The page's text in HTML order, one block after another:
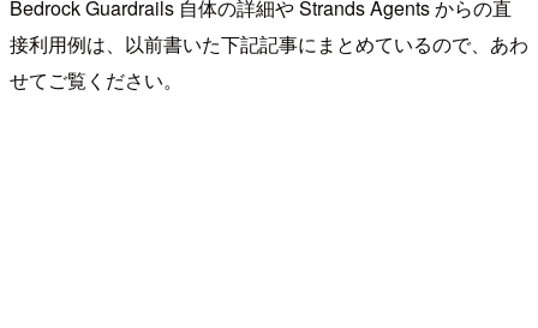
Bedrock Guardrails 自体の詳細や Strands Agents からの直
接利用例は、以前書いた下記記事にまとめているので、あわ
せてご覧ください。